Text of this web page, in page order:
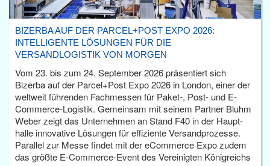
BIZERBA AUF DER PARCEL+POST EXPO 2026:
INTELLIGENTE LÖSUNGEN FÜR DIE
VERSANDLOGISTIK VON MORGEN
Vom 23. bis zum 24. September 2026 präsentiert sich
Bizerba auf der Parcel+Post Expo 2026 in London, einer der
weltweit führenden Fachmessen für Paket-, Post- und E-
Commerce-Logistik. Gemeinsam mit seinem Partner Bluhm
Weber zeigt das Unternehmen an Stand F40 in der Haupt­
halle innovative Lösungen für effiziente Versandprozesse.
Parallel zur Messe findet mit der eCommerce Expo zudem
das größte E-Commerce-Event des Vereinigten Königreichs